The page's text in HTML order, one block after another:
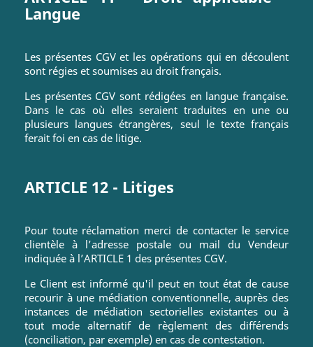
Langue
Les présentes CGV et les opérations qui en découlent
sont régies et soumises au droit français.
Les présentes CGV sont rédigées en langue française.
Dans le cas où elles seraient traduites en une ou
plusieurs langues étrangères, seul le texte français
ferait foi en cas de litige.
ARTICLE 12 - Litiges
Pour toute réclamation merci de contacter le service
clientèle à l’adresse postale ou mail du Vendeur
indiquée à l’ARTICLE 1 des présentes CGV.
Le Client est informé qu'il peut en tout état de cause
recourir à une médiation conventionnelle, auprès des
instances de médiation sectorielles existantes ou à
tout mode alternatif de règlement des différends
(conciliation, par exemple) en cas de contestation.